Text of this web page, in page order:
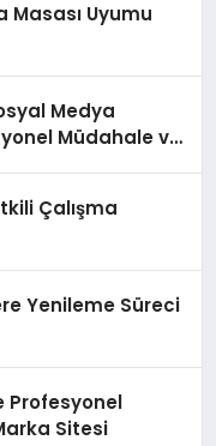
Masası Uyumu
Medya
Müdahale ve
Çalışma
Yenileme Süreci
Profesyonel
Sitesi